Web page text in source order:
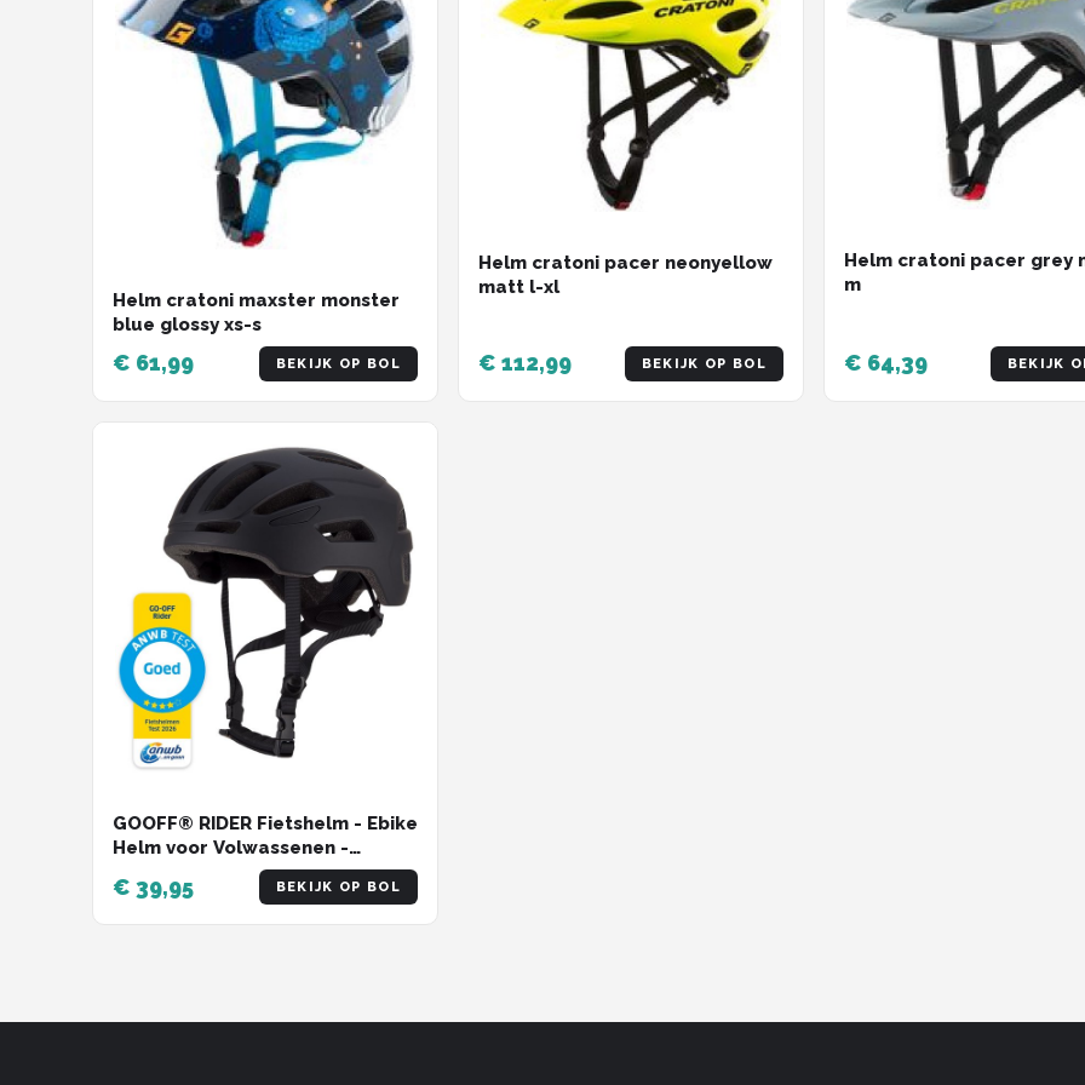
Helm cratoni maxster monster
blue glossy xs-s
€ 61,99 BEKIJK OP BOL
Helm cratoni pacer neonyellow
matt l-xl
€ 112,99 BEKIJK OP BOL
Helm cratoni pacer grey
m
€ 64,39 BEKIJK
GOOFF® RIDER Fietshelm - Ebike
Helm voor Volwassenen -
Geschikt voor Elektrische Fiets
en Racefiets - Dames en Heren -
Zwart - M
€ 39,95 BEKIJK OP BOL